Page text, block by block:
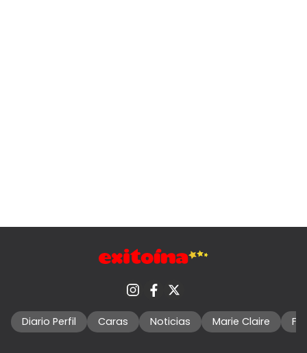
Diario Perfil Caras Noticias Marie Claire